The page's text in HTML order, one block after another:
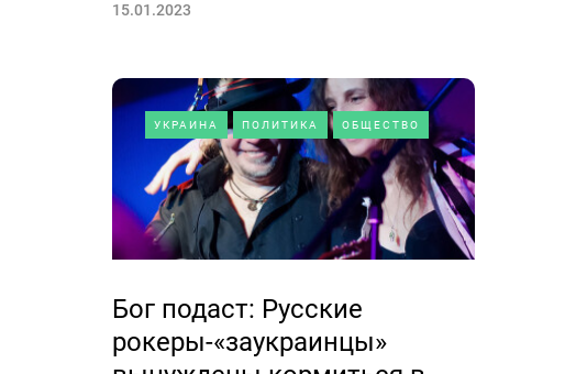
15.01.2023
УКРАИНА ПОЛИТИКА ОБЩЕСТВО
Бог подаст: Русские
рокеры-«заукраинцы»